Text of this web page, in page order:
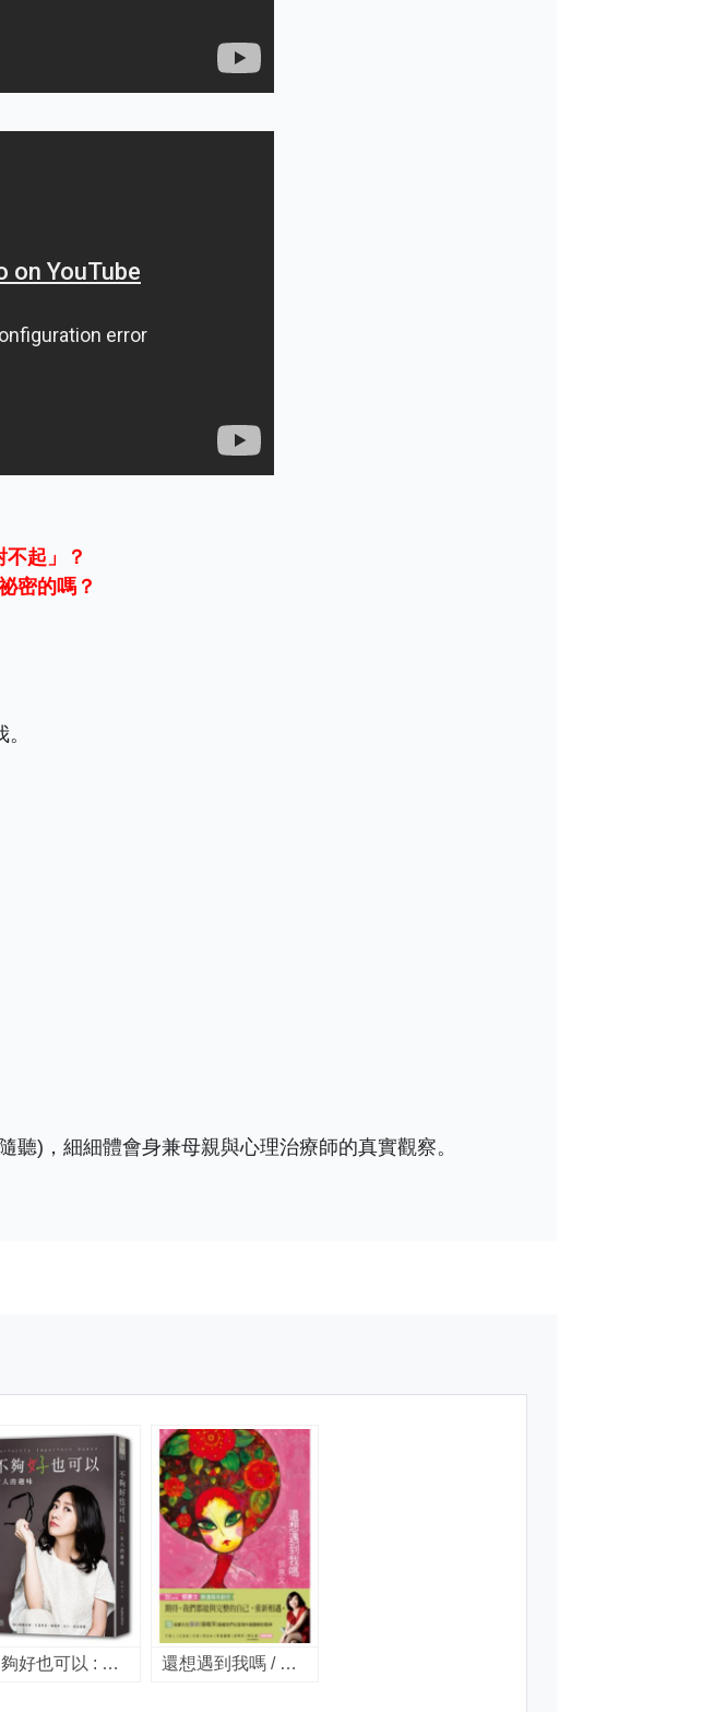
起」？
密的嗎？
)，細細體會身兼母親與心理治療師的真實觀察。
不夠好也可以 : 女人的趣味 = Perfectly imperfect women / 鄧惠文作. 還想遇到我嗎 / 鄧惠文作 ; 張琹圖.